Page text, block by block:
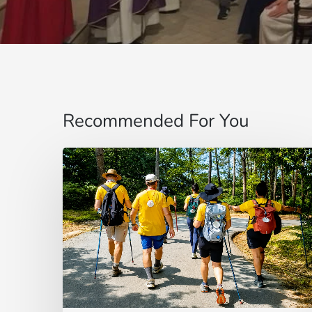
Recommended For You
“Estoy
contigo”
:
De
Brasil
a
la